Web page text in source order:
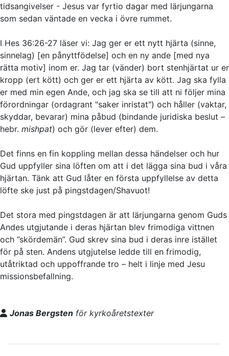
tidsangivelser - Jesus var fyrtio dagar med lärjungarna
som sedan väntade en vecka i övre rummet.
I Hes 36:26-27 läser vi: Jag ger er ett nytt hjärta (sinne,
sinnelag) [en pånyttfödelse] och en ny ande [med nya
rätta motiv] inom er. Jag tar (vänder) bort stenhjärtat ur er
kropp (ert kött) och ger er ett hjärta av kött. Jag ska fylla
er med min egen Ande, och jag ska se till att ni följer mina
förordningar (ordagrant "saker inristat") och håller (vaktar,
skyddar, bevarar) mina påbud (bindande juridiska beslut –
hebr. mishpat) och gör (lever efter) dem.
Det finns en fin koppling mellan dessa händelser och hur
Gud uppfyller sina löften om att i det lägga sina bud i våra
hjärtan. Tänk att Gud låter en första uppfyllelse av detta
löfte ske just på pingstdagen/Shavuot!
Det stora med pingstdagen är att lärjungarna genom Guds
Andes utgjutande i deras hjärtan blev frimodiga vittnen
och ”skördemän”. Gud skrev sina bud i deras inre istället
för på sten. Andens utgjutelse ledde till en frimodig,
utåtriktad och uppoffrande tro – helt i linje med Jesu
missionsbefallning.
Jonas Bergsten för kyrkoåretstexter